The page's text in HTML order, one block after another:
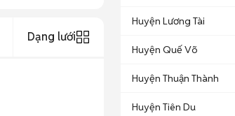
Dạng lưới
Huyện Lương Tài
Huyện Quế Võ
Huyện Thuận Thành
Huyện Tiên Du